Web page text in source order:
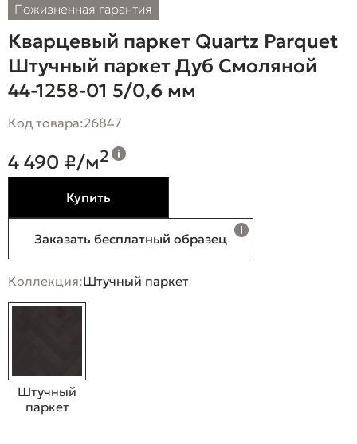
Пожизненная гарантия
Кварцевый паркет Quartz Parquet
Штучный паркет Дуб Смоляной
44-1258-01 5/0,6 мм
Код товара:26847
4 490 ₽/м2
Купить
Заказать бесплатный образец
Коллекция:Штучный паркет
Штучный
паркет